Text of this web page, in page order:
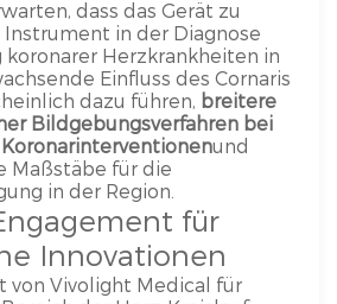
dass das Gerät zu
in der Diagnose
Herzkrankheiten in
Einfluss des Cornaris
dazu führen, breitere
Bildgebungsverfahren bei
und
Maßstäbe für die
in der Region.
für
Innovationen
von Vivolight Medical für